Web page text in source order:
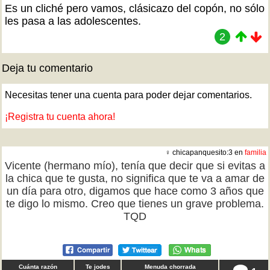
Es un cliché pero vamos, clásicazo del copón, no sólo
les pasa a las adolescentes.
2
Deja tu comentario
Necesitas tener una cuenta para poder dejar comentarios.
¡Registra tu cuenta ahora!
♀ chicapanquesito:3 en familia
Vicente (hermano mío), tenía que decir que si evitas a
la chica que te gusta, no significa que te va a amar de
un día para otro, digamos que hace como 3 años que
te digo lo mismo. Creo que tienes un grave problema.
TQD
Cuánta razón
Te jodes
Menuda chorrada